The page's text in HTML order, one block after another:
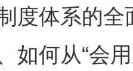
度体系的
如何从“会